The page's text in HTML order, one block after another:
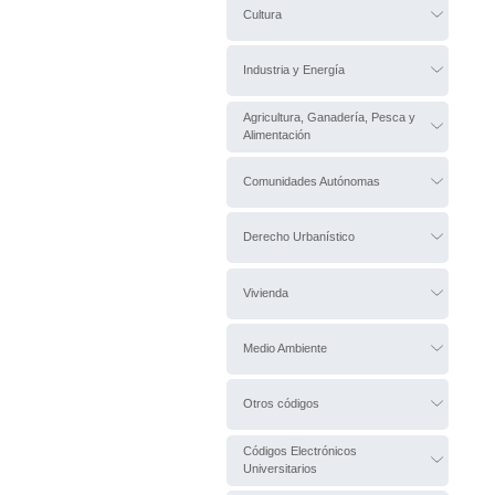
Cultura
Industria y Energía
Agricultura, Ganadería, Pesca y
Alimentación
Comunidades Autónomas
Derecho Urbanístico
Vivienda
Medio Ambiente
Otros códigos
Códigos Electrónicos
Universitarios